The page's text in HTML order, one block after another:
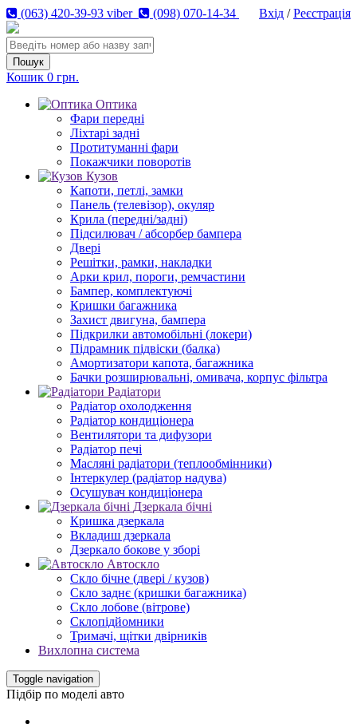
(063) 420-39-93 viber (098) 070-14-34 Вхід /Реєстрація
Кошик 0 грн.
Оптика
Фари передні
Ліхтарі задні
Протитуманні фари
Покажчики поворотів
Кузов
Капоти, петлі, замки
Панель (телевізор), окуляр
Крила (передні/задні)
Підсилювач / абсорбер бампера
Двері
Решітки, рамки, накладки
Арки крил, пороги, ремчастини
Бампер, комплектуючі
Кришки багажника
Захист двигуна, бампера
Підкрилки автомобільні (локери)
Підрамник підвіски (балка)
Амортизатори капота, багажника
Бачки розширювальні, омивача, корпус фільтра
Радіатори
Радіатор охолодження
Радіатор кондиціонера
Вентилятори та дифузори
Радіатор печі
Масляні радіатори (теплообмінники)
Інтеркулер (радіатор надува)
Осушувач кондиціонера
Дзеркала бічні
Кришка дзеркала
Вкладиш дзеркала
Дзеркало бокове у зборі
Автоскло
Скло бічне (двері / кузов)
Скло заднє (кришки багажника)
Скло лобове (вітрове)
Склопідйомники
Тримачі, щітки двірників
Вихлопна система
Toggle navigation
Підбір по моделі авто